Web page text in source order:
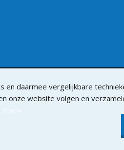
©2019
en daarmee vergelijkbare
onze website volgen en